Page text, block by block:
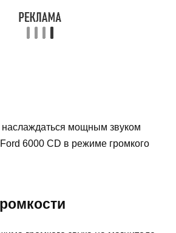
мощным звуком
6000 CD в режиме громкого